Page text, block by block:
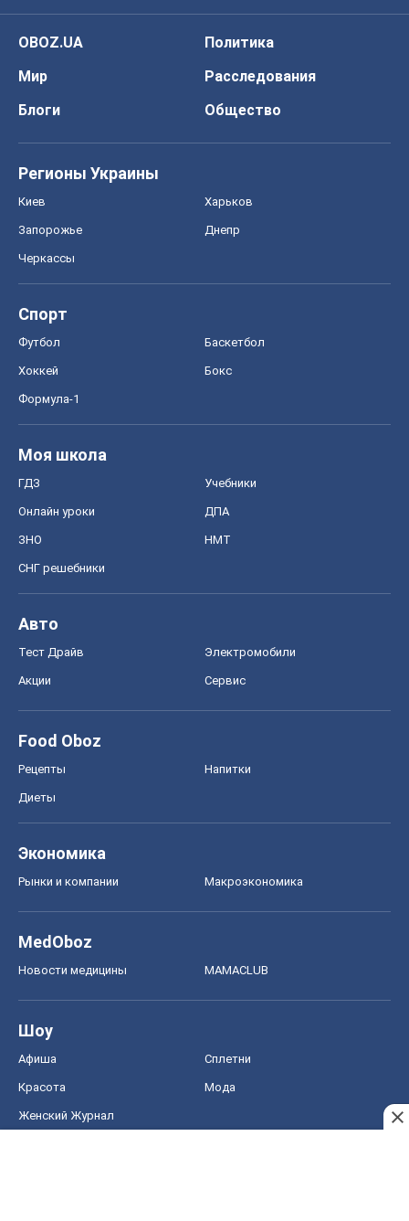
OBOZ.UA
Политика
Мир
Расследования
Блоги
Общество
Регионы Украины
Киев Харьков
Запорожье Днепр
Черкассы
Спорт
Футбол Баскетбол
Хоккей Бокс
Формула-1
Моя школа
ГДЗ Учебники
Онлайн уроки ДПА
ЗНО НМТ
СНГ решебники
Авто
Тест Драйв Электромобили
Акции Сервис
Food Oboz
Рецепты Напитки
Диеты
Экономика
Рынки и компании Mакроэкономика
MedOboz
Новости медицины MAMACLUB
Шоу
Афиша Сплетни
Красота Мода
Женский Журнал